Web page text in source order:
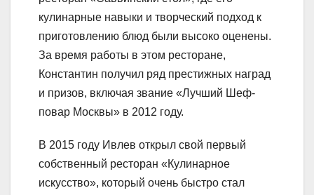
кулинарные навыки и творческий подход к
приготовлению блюд были высоко оценены.
За время работы в этом ресторане,
Константин получил ряд престижных наград
и призов, включая звание «Лучший Шеф-
повар Москвы» в 2012 году.
В 2015 году Ивлев открыл свой первый
собственный ресторан «Кулинарное
искусство», который очень быстро стал